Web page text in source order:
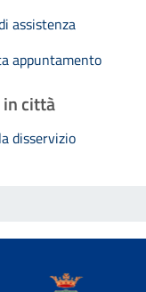
assistenza
appuntamento
città
disservizio